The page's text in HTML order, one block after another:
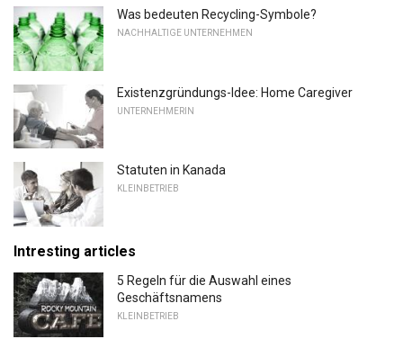
Was bedeuten Recycling-Symbole?
NACHHALTIGE UNTERNEHMEN
Existenzgründungs-Idee: Home Caregiver
UNTERNEHMERIN
Statuten in Kanada
KLEINBETRIEB
Intresting articles
5 Regeln für die Auswahl eines
Geschäftsnamens
KLEINBETRIEB